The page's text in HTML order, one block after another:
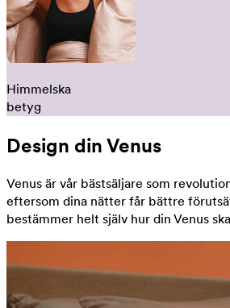
Himmelska
betyg
Design din Venus
Venus är vår bästsäljare som
eftersom dina nätter får bättre
bestämmer helt själv hur din Venus